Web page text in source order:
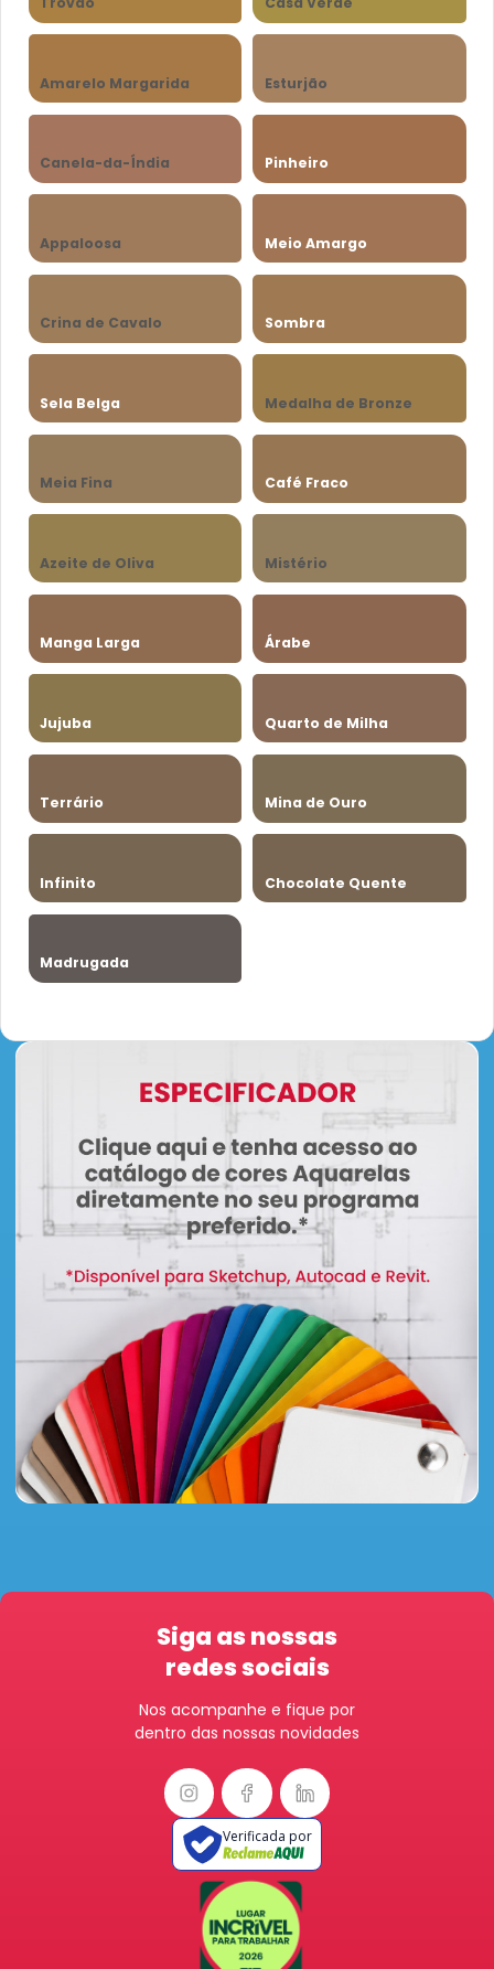
Amarelo Margarida Esturjão
Canela-da-Índia Pinheiro
Appaloosa Meio Amargo
Crina de Cavalo Sombra
Sela Belga Medalha de Bronze
Meia Fina Café Fraco
Azeite de Oliva Mistério
Manga Larga Árabe
Jujuba Quarto de Milha
Terrário Mina de Ouro
Infinito Chocolate Quente
Madrugada
Siga as nossas
redes sociais
Nos acompanhe e fique por
dentro das nossas novidades
Verificada por